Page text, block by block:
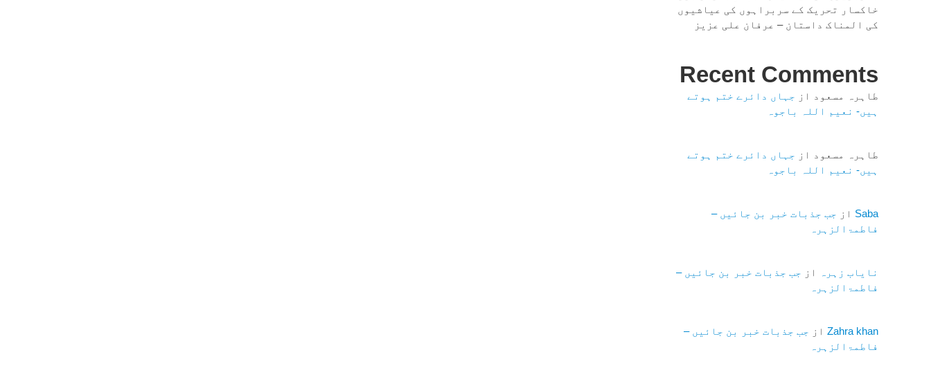
خاکسار تحریک کے سربراہوں کی عیاشیوں
کی المناک داستان – عرفان علی عزیز
Recent Comments
طاہرہ مسعود از جہاں دائرے ختم ہوتے
ہیں- نعیم اللہ باجوہ
طاہرہ مسعود از جہاں دائرے ختم ہوتے
ہیں- نعیم اللہ باجوہ
Saba از جب جذبات خبر بن جائیں –
فاطمۃالزہرہ
نایاب زہرہ از جب جذبات خبر بن جائیں –
فاطمۃالزہرہ
Zahra khanاز جب جذبات خبر بن جائیں –
فاطمۃالزہرہ